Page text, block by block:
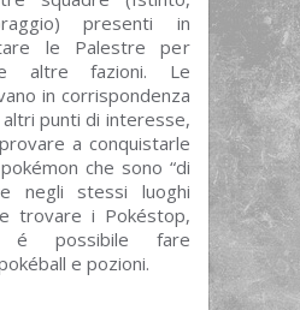
presenti in
le Palestre per
altre fazioni. Le
in corrispondenza
punti di interesse,
a conquistarle
che sono “di
negli stessi luoghi
trovare i Pokéstop,
é possibile fare
e pozioni.